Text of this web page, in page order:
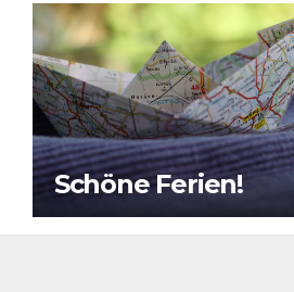
Schöne Ferien!